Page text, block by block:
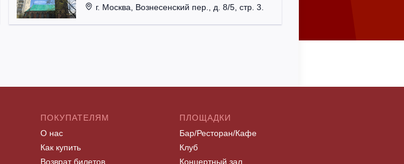
г. Москва, Вознесенский пер., д. 8/5, стр. 3.
ПОКУПАТЕЛЯМ
О нас
Как купить
Возврат билетов
ПЛОЩАДКИ
Бар/Ресторан/Кафе
Клуб
Концертный зал